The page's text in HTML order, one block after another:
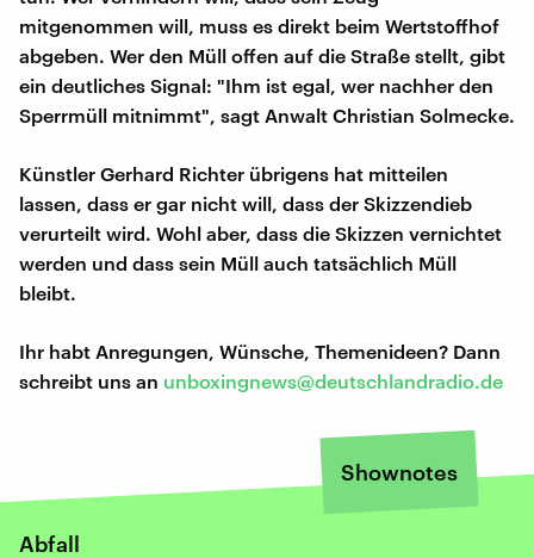
mitgenommen will, muss es direkt beim Wertstoffhof
abgeben. Wer den Müll offen auf die Straße stellt, gibt
ein deutliches Signal: "Ihm ist egal, wer nachher den
Sperrmüll mitnimmt", sagt Anwalt Christian Solmecke.
Künstler Gerhard Richter übrigens hat mitteilen
lassen, dass er gar nicht will, dass der Skizzendieb
verurteilt wird. Wohl aber, dass die Skizzen vernichtet
werden und dass sein Müll auch tatsächlich Müll
bleibt.
Ihr habt Anregungen, Wünsche, Themenideen? Dann
schreibt uns an unboxingnews@deutschlandradio.de
Shownotes
Abfall